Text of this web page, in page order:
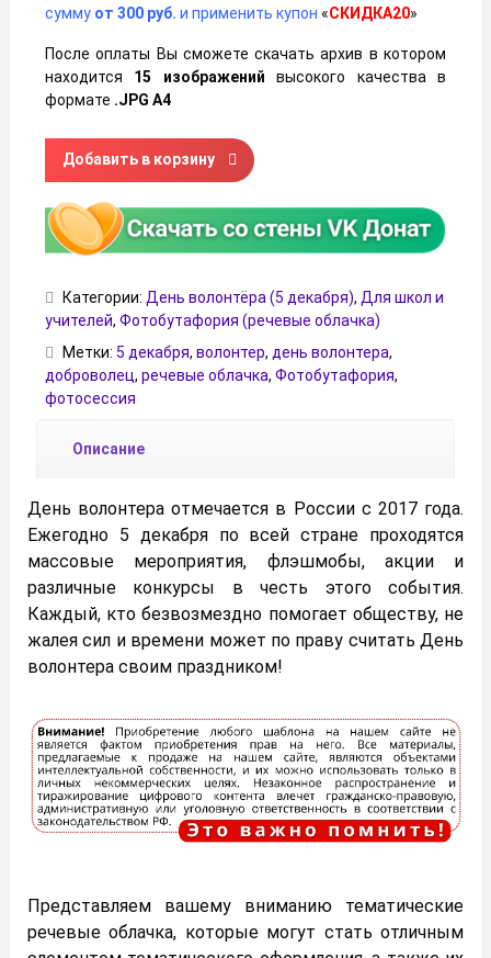
сумму от 300 руб. и применить купон «СКИДКА20»
После оплаты Вы сможете скачать архив в котором
находится 15 изображенийвысокого качества в
формате .JPG А4
Количество товара Речевые облачка на День волонтёра
Добавить в корзину
Категории: День волонтёра (5 декабря), Для школ и
учителей, Фотобутафория (речевые облачка)
Метки: 5 декабря, волонтер, день волонтера,
доброволец, речевые облачка, Фотобутафория,
фотосессия
Описание
День волонтера отмечается в России с 2017 года.
Ежегодно 5 декабря по всей стране проходятся
массовые мероприятия, флэшмобы, акции и
различные конкурсы в честь этого события.
Каждый, кто безвозмездно помогает обществу, не
жалея сил и времени может по праву считать День
волонтера своим праздником!
Представляем вашему вниманию тематические
речевые облачка, которые могут стать отличным